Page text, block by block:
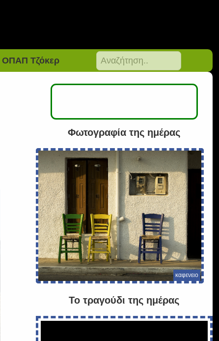
ΟΠΑΠ Τζόκερ
Φωτογραφία της ημέρας
καφενειο
Το τραγούδι της ημέρας